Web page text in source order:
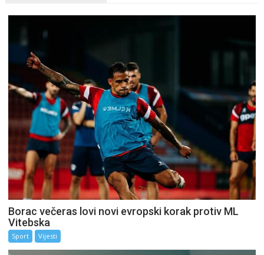
Borac večeras lovi novi evropski korak protiv ML
Vitebska
Sport Vijesti